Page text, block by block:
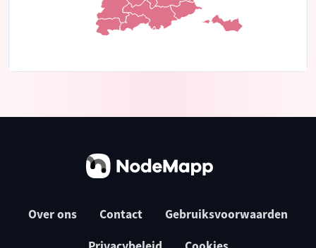
Over ons Contact Gebruiksvoorwaarden